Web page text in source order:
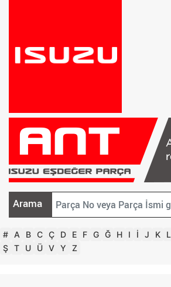
Arama
# A B C Ç D E F G Ğ H I İ J K L
Ş T U Ü V Y Z